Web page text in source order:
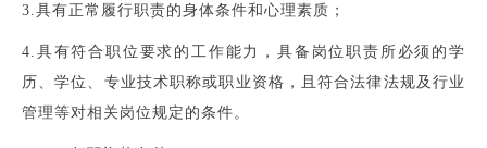
3.具有正常履行职责的身体条件和心理素质；
4.具有符合职位要求的工作能力，具备岗位职责所必须的学
历、学位、专业技术职称或职业资格，且符合法律法规及行业
管理等对相关岗位规定的条件。